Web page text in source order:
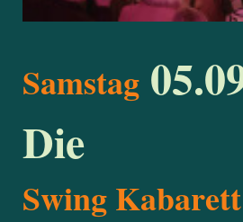
Samstag
Die
Swing